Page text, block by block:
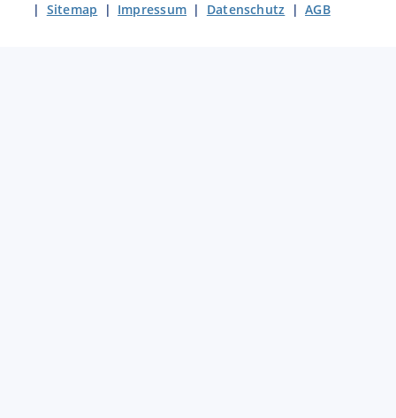
| Sitemap | Impressum | Datenschutz |AGB